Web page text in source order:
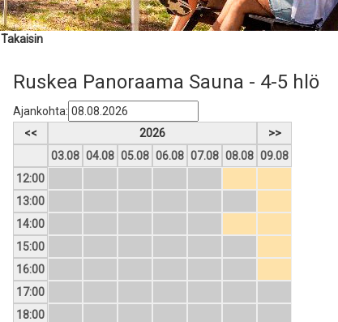
Takaisin
Ruskea Panoraama Sauna - 4-5 hlö
Ajankohta:
<<
2026
>>
03.08 04.08 05.08 06.08 07.08 08.08 09.08
12:00
13:00
14:00
15:00
16:00
17:00
18:00